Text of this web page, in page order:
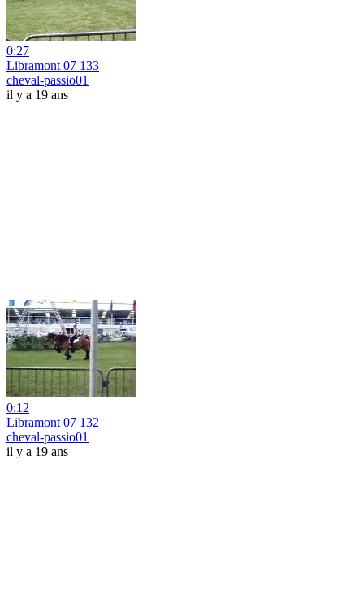
0:27
Libramont 07 133
cheval-passio01
il y a 19 ans
0:12
Libramont 07 132
cheval-passio01
il y a 19 ans